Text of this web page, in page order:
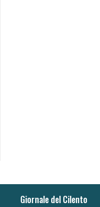
Giornale del Cilento